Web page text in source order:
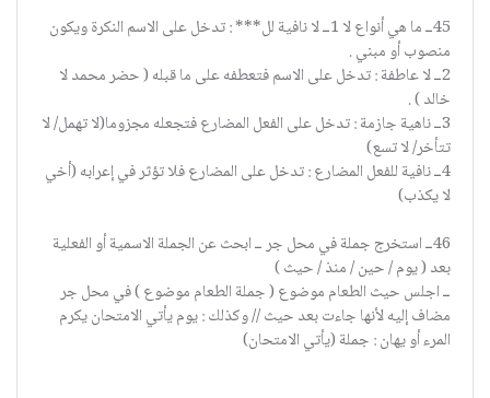
45ــ ما هي أنواع لا 1ــ لا نافية لل*** : تدخل على الاسم النكرة ويكون
منصوب أو مبني .
2ــ لا عاطفة : تدخل على الاسم فتعطفه على ما قبله ( حضر محمد لا
خالد ) .
3ــ ناهية جازمة : تدخل على الفعل المضارع فتجعله مجزوما(لا تهمل/ لا
تتأخر/ لا تسع)
4ــ نافية للفعل المضارع : تدخل على المضارع فلا تؤثر في إعرابه (أخي
لا يكذب)
46ــ استخرج جملة في محل جر ــ ابحث عن الجملة الاسمية أو الفعلية
بعد ( يوم / حين / منذ / حيث )
ــ اجلس حيث الطعام موضوع ( جملة الطعام موضوع ) في محل جر
مضاف إليه لأنها جاءت بعد حيث // وكذلك : يوم يأتي الامتحان يكرم
المرء أو يهان : جملة (يأتي الامتحان)